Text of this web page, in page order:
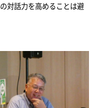
対話力を高めることは避